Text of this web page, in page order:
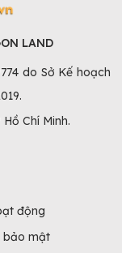
LAND
do Sở Kế hoạch
Chí Minh.
động
bảo mật